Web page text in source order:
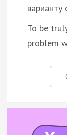
варианту
To be
problem